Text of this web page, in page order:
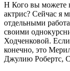
Н Кого вы можете
актрис? Сейчас я
отдельными
своими
Ходченковой.
конечно, это
Джулию Робертс,